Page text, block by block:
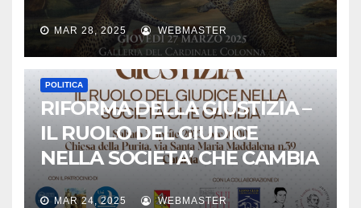
MAR 28, 2025 WEBMASTER
POLITICA
RIFORMA DELLA GIUSTIZIA –
IL RUOLO DEL GIUDICE
NELLA SOCIETA’ CHE CAMBIA
MAR 24, 2025 WEBMASTER